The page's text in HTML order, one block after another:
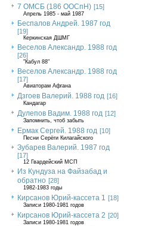
7 ОМСБ (186 ООСпН) [15]
Апрель 1985 - май 1987
Беспалов Андрей. 1987 год
[19]
Керкинская ДШМГ
Веселов Александр. 1988 год
[26]
"Кабул 88"
Веселов Александр. 1988 год
[17]
Авиаторам Афгана
Дзгоев Валерий. 1988 год [16]
Кандагар
Дулепов Вадим. 1988 год [12]
Запомнить, чтоб забыть
Ермак Сергей. 1988 год [10]
Песни Серёги Килагайского
Зубарев Валерий. 1987 год
[17]
12 Гвардейский МСП
Из Кундуза на Файзабад и
обратно [28]
1982-1983 годы
Кирсанов Юрий-кассета 1 [18]
Записи 1980-1981 годов
Кирсанов Юрий-кассета 2 [20]
Записи 1980-1981 годов